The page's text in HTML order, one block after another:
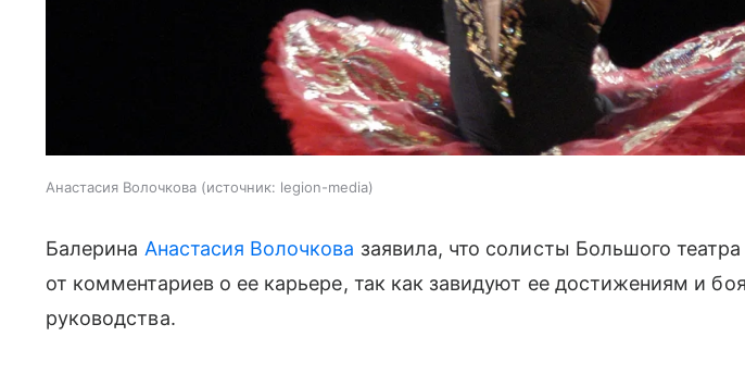
Анастасия Волочкова источник: legion-media
Балерина Анастасия Волочкова заявила, что солисты Большого
от комментариев о ее карьере, так как завидуют ее достижениям и
руководства.